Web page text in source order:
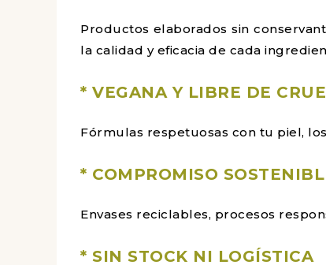
Productos elaborados sin
la calidad y eficacia de cada
* VEGANA Y LIBRE DE
Fórmulas respetuosas con tu piel,
* COMPROMISO
Envases reciclables, procesos
* SIN STOCK NI LOGÍSTICA